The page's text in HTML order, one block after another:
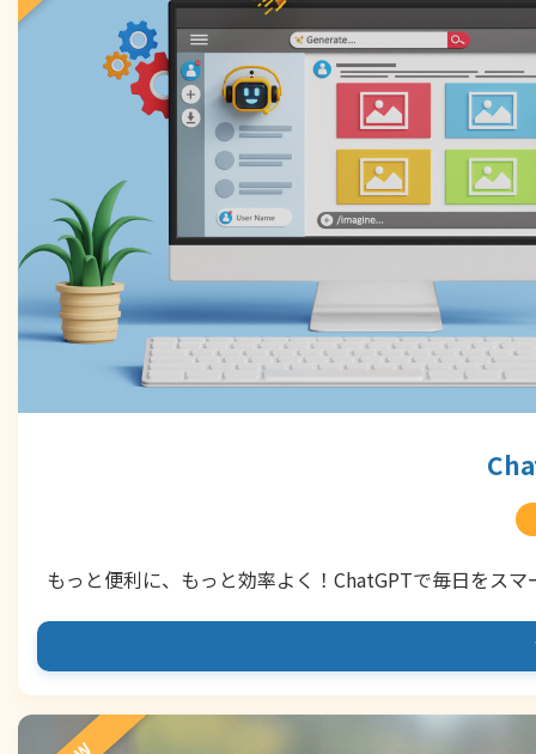
もっと便利に、もっと効率よく！ChatGPTで毎日をスマ